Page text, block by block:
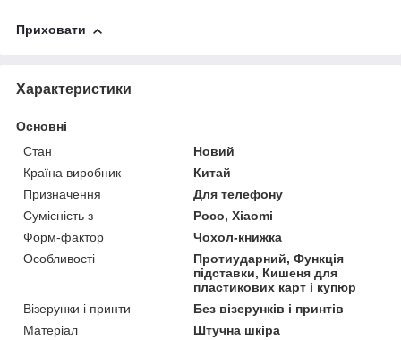
Приховати
Характеристики
Основні
Стан
Новий
Країна виробник
Китай
Призначення
Для телефону
Сумісність з
Poco, Xiaomi
Форм-фактор
Чохол-книжка
Особливості
Протиударний, Функція
підставки, Кишеня для
пластикових карт і купюр
Візерунки і принти
Без візерунків і принтів
Матеріал
Штучна шкіра